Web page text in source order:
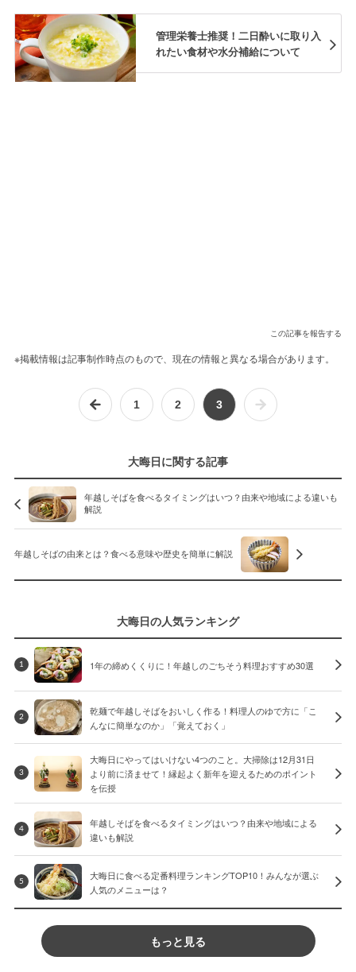
管理栄養士推奨！二日酔いに取り入
れたい食材や水分補給について
この記事を報告する
※掲載情報は記事制作時点のもので、現在の情報と異なる場合があります。
1 2 3
大晦日に関する記事
年越しそばを食べるタイミングはいつ？由来や地域による違いも
解説
年越しそばの由来とは？食べる意味や歴史を簡単に解説
大晦日の人気ランキング
1 1年の締めくくりに！年越しのごちそう料理おすすめ30選
2
乾麺で年越しそばをおいしく作る！料理人のゆで方に「こ
んなに簡単なのか」「覚えておく」
3
大晦日にやってはいけない4つのこと。大掃除は12月31日
より前に済ませて！縁起よく新年を迎えるためのポイント
を伝授
4
年越しそばを食べるタイミングはいつ？由来や地域による
違いも解説
5
大晦日に食べる定番料理ランキングTOP10！みんなが選ぶ
人気のメニューは？
もっと見る